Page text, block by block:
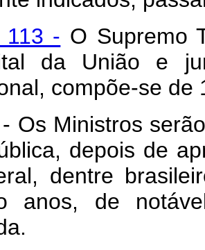
113 - O Supremo
da União e
compõe-se de
- Os Ministros
depois de
dentre
anos, de